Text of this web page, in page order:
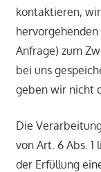
kontaktieren,
Anfrage) zum
bei uns
geben wir nicht
Die
von Art. 6 Abs. 1
der Erfüllung